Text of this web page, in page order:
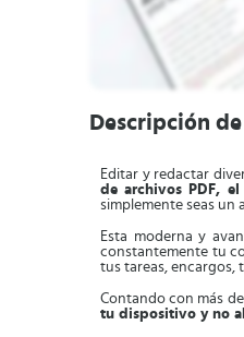
Descripción
Editar y redactar
de archivos PDF,
simplemente seas un
Esta moderna y
constantemente tu
tus tareas, encargos,
Contando con más
tu dispositivo y no